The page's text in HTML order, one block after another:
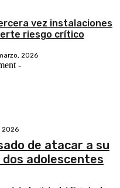
vez instalaciones
riesgo crítico
2026
-
2026
de atacar a su
adolescentes